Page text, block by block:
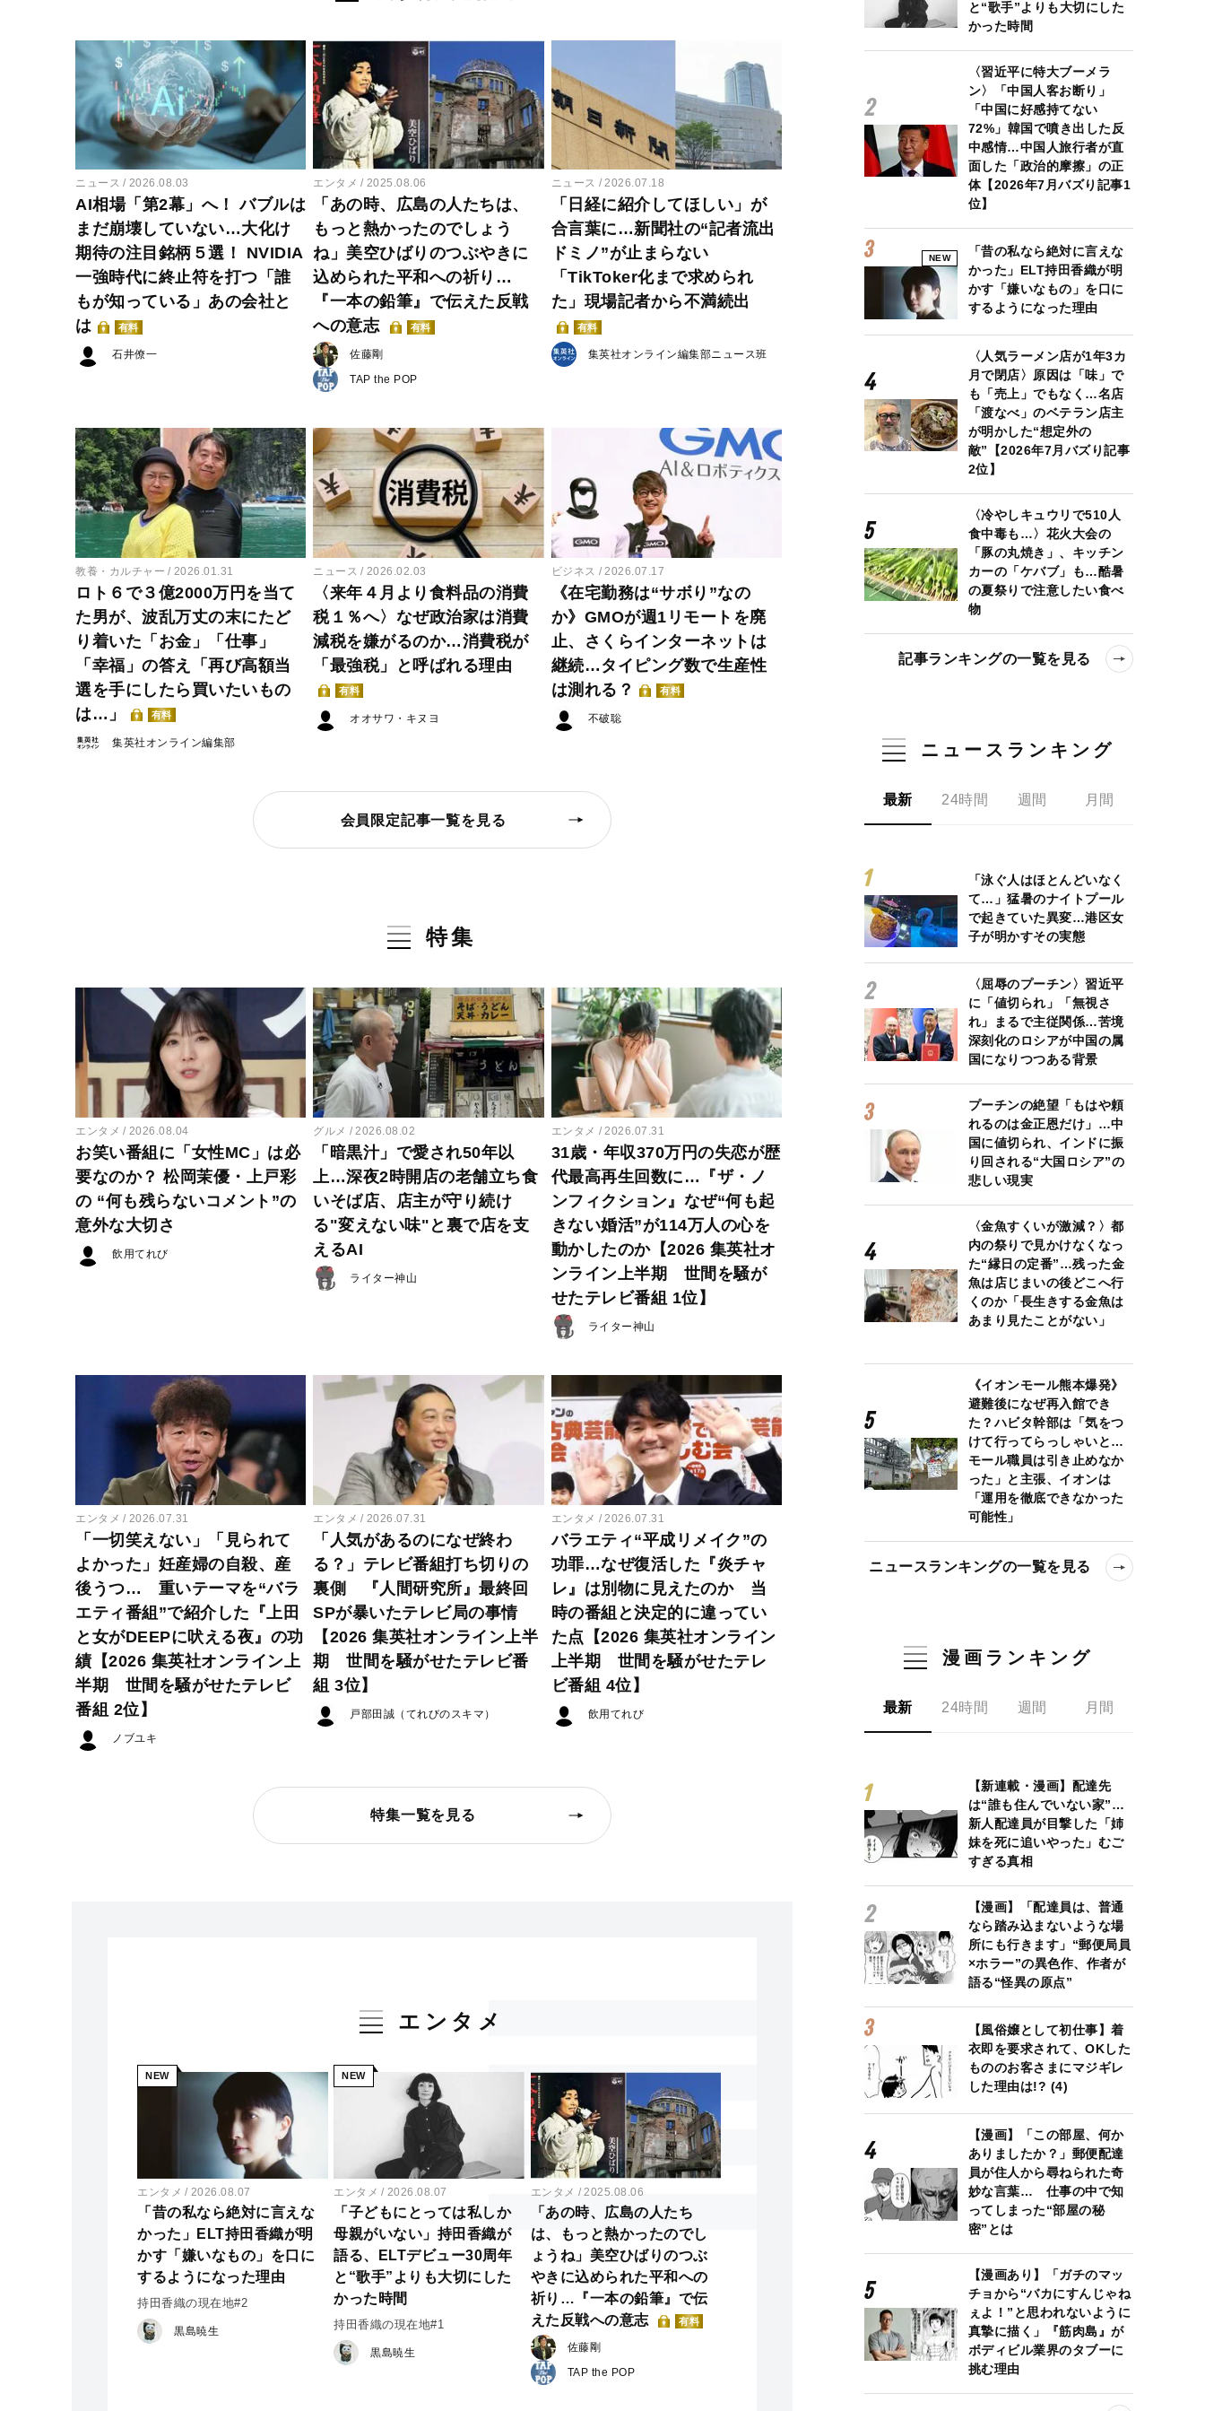
ニュース 2026.08.03
AI相場「第2幕」へ！ バブルは
まだ崩壊していない…大化け
期待の注目銘柄５選！ NVIDIA
一強時代に終止符を打つ「誰
もが知っている」あの会社と
は
有料
石井僚一
エンタメ 2025.08.06
「あの時、広島の人たちは、
もっと熱かったのでしょう
ね」美空ひばりのつぶやきに
込められた平和への祈り…
『一本の鉛筆』で伝えた反戦
への意志
有料
佐藤剛
TAP the POP
ニュース 2026.07.18
「日経に紹介してほしい」が
合言葉に…新聞社の“記者流出
ドミノ”が止まらない
「TikToker化まで求められ
た」現場記者から不満続出
有料
集英社オンライン編集部ニュース班
教養・カルチャー 2026.01.31
ロト６で３億2000万円を当て
た男が、波乱万丈の末にたど
り着いた「お金」「仕事」
「幸福」の答え「再び高額当
選を手にしたら買いたいもの
は…」
有料
集英社オンライン編集部
ニュース 2026.02.03
〈来年４月より食料品の消費
税１％へ〉なぜ政治家は消費
減税を嫌がるのか…消費税が
「最強税」と呼ばれる理由
有料
オオサワ・キヌヨ
ビジネス 2026.07.17
《在宅勤務は“サボり”なの
か》GMOが週1リモートを廃
止、さくらインターネットは
継続…タイピング数で生産性
は測れる？
有料
不破聡
会員限定記事一覧を見る
特集
エンタメ 2026.08.04
お笑い番組に「女性MC」は必
要なのか？ 松岡茉優・上戸彩
の “何も残らないコメント”の
意外な大切さ
飲用てれび
グルメ 2026.08.02
「暗黒汁」で愛され50年以
上…深夜2時開店の老舗立ち食
いそば店、店主が守り続け
る"変えない味"と裏で店を支
えるAI
ライター神山
エンタメ 2026.07.31
31歳・年収370万円の失恋が歴
代最高再生回数に…『ザ・ノ
ンフィクション』なぜ“何も起
きない婚活”が114万人の心を
動かしたのか【2026 集英社オ
ンライン上半期 世間を騒が
せたテレビ番組 1位】
ライター神山
エンタメ 2026.07.31
「一切笑えない」「見られて
よかった」妊産婦の自殺、産
後うつ… 重いテーマを“バラ
エティ番組”で紹介した『上田
と女がDEEPに吠える夜』の功
績【2026 集英社オンライン上
半期 世間を騒がせたテレビ
番組 2位】
ノブユキ
エンタメ 2026.07.31
「人気があるのになぜ終わ
る？」テレビ番組打ち切りの
裏側 『人間研究所』最終回
SPが暴いたテレビ局の事情
【2026 集英社オンライン上半
期 世間を騒がせたテレビ番
組 3位】
戸部田誠（てれびのスキマ）
エンタメ 2026.07.31
バラエティ“平成リメイク”の
功罪…なぜ復活した『炎チャ
レ』は別物に見えたのか 当
時の番組と決定的に違ってい
た点【2026 集英社オンライン
上半期 世間を騒がせたテレ
ビ番組 4位】
飲用てれび
特集一覧を見る
エンタメ
NEW
エンタメ 2026.08.07
「昔の私なら絶対に言えな
かった」ELT持田香織が明
かす「嫌いなもの」を口に
するようになった理由
持田香織の現在地#2
黒島暁生
NEW
エンタメ 2026.08.07
「子どもにとっては私しか
母親がいない」持田香織が
語る、ELTデビュー30周年
と“歌手”よりも大切にした
かった時間
持田香織の現在地#1
黒島暁生
エンタメ 2025.08.06
「あの時、広島の人たち
は、もっと熱かったのでし
ょうね」美空ひばりのつぶ
やきに込められた平和への
祈り…『一本の鉛筆』で伝
えた反戦への意志
有料
佐藤剛
TAP the POP
と“歌手”よりも大切にした
かった時間
〈習近平に特大ブーメラ
ン〉「中国人客お断り」
「中国に好感持てない
72%」韓国で噴き出した反
中感情…中国人旅行者が直
面した「政治的摩擦」の正
体【2026年7月バズり記事1
位】
NEW
「昔の私なら絶対に言えな
かった」ELT持田香織が明
かす「嫌いなもの」を口に
するようになった理由
〈人気ラーメン店が1年3カ
月で閉店〉原因は「味」で
も「売上」でもなく…名店
「渡なべ」のベテラン店主
が明かした“想定外の
敵”【2026年7月バズり記事
2位】
〈冷やしキュウリで510人
食中毒も…〉花火大会の
「豚の丸焼き」、キッチン
カーの「ケバブ」も…酷暑
の夏祭りで注意したい食べ
物
記事ランキングの一覧を見る
ニュースランキング
最新 24時間 週間 月間
「泳ぐ人はほとんどいなく
て…」猛暑のナイトプール
で起きていた異変…港区女
子が明かすその実態
〈屈辱のプーチン〉習近平
に「値切られ」「無視さ
れ」まるで主従関係…苦境
深刻化のロシアが中国の属
国になりつつある背景
プーチンの絶望「もはや頼
れるのは金正恩だけ」…中
国に値切られ、インドに振
り回される“大国ロシア”の
悲しい現実
〈金魚すくいが激減？〉都
内の祭りで見かけなくなっ
た“縁日の定番”…残った金
魚は店じまいの後どこへ行
くのか「長生きする金魚は
あまり見たことがない」
《イオンモール熊本爆発》
避難後になぜ再入館でき
た？ハビタ幹部は「気をつ
けて行ってらっしゃいと…
モール職員は引き止めなか
った」と主張、イオンは
「運用を徹底できなかった
可能性」
ニュースランキングの一覧を見る
漫画ランキング
最新 24時間 週間 月間
【新連載・漫画】配達先
は“誰も住んでいない家”…
新人配達員が目撃した「姉
妹を死に追いやった」むご
すぎる真相
【漫画】「配達員は、普通
なら踏み込まないような場
所にも行きます」“郵便局員
×ホラー”の異色作、作者が
語る“怪異の原点”
【風俗嬢として初仕事】着
衣即を要求されて、OKした
もののお客さまにマジギレ
した理由は!? (4)
【漫画】「この部屋、何か
ありましたか？」郵便配達
員が住人から尋ねられた奇
妙な言葉… 仕事の中で知
ってしまった“部屋の秘
密”とは
【漫画あり】「ガチのマッ
チョから“バカにすんじゃね
ぇよ！”と思われないように
真摯に描く」『筋肉島』が
ボディビル業界のタブーに
挑む理由